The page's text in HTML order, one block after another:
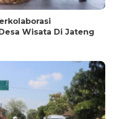
Wisata Di Jateng